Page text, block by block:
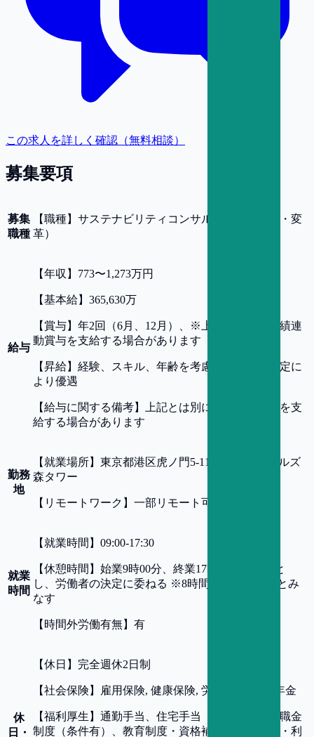
この求人を詳しく確認（無料相談）
募集要項
募集
職種
【職種】 サステナビリティコンサルタント（戦略・変
革）
給与
【年収 】 773〜1,273万円
【基本給】 365,630万
【 賞与】 年2回（6月、12月）、※上記とは別に業績連
動賞与を支給する場合があります
【昇給】 経験、スキル、年齢を考慮の上、同社規定に
より優遇
【給与に関する備考】
上記とは別に業績連動賞与を支
給する場合があります
勤務
地
【 就業場所】 東京都港区虎ノ門5-11-2 オランダヒルズ
森タワー
【 リモートワーク 】 一部リモート可
就業
時間
【 就業時間 】 09:00-17:30
【休憩時間 】 始業9時00分、終業17時30分を基本と
し、労働者の決定に委ねる ※8時間勤務したものとみ
なす
【 時間外労働有無】 有
休
日・
【休日 】 完全週休2日制
【社会保険 】 雇用保険, 健康保険, 労災保険, 厚生年金
【福利厚生 】 通勤手当、住宅手当（条件有）、退職金
制度（条件有）、教育制度・資格補助、財形貯蓄・利